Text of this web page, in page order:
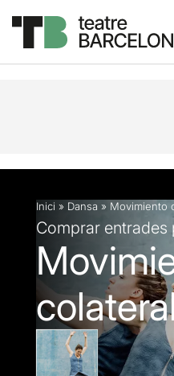
Descripció Fitxa
Inici » Dansa » Movimiento
Comprar entrades